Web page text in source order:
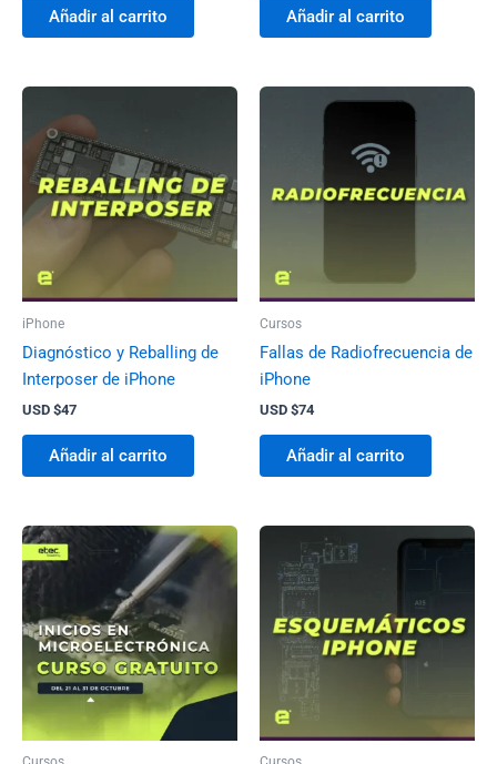
Añadir al carrito Añadir al carrito
iPhone
Diagnóstico y Reballing de
Interposer de iPhone
USD $47
Añadir al carrito
Cursos
Fallas de Radiofrecuencia de
iPhone
USD $74
Añadir al carrito